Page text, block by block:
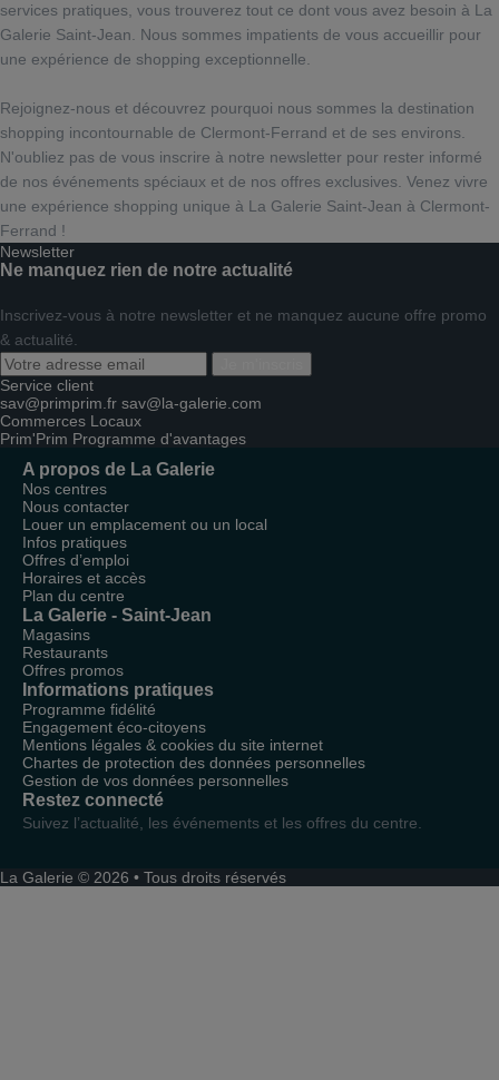
services pratiques, vous trouverez tout ce dont vous avez besoin à La
Galerie Saint-Jean. Nous sommes impatients de vous accueillir pour
une expérience de shopping exceptionnelle.
Rejoignez-nous et découvrez pourquoi nous sommes la destination
shopping incontournable de Clermont-Ferrand et de ses environs.
N'oubliez pas de vous inscrire à notre newsletter pour rester informé
de nos événements spéciaux et de nos offres exclusives. Venez vivre
une expérience shopping unique à La Galerie Saint-Jean à Clermont-
Ferrand !
Newsletter
Ne manquez rien de notre actualité
Inscrivez-vous à notre newsletter et ne manquez aucune offre promo
& actualité.
Service client
sav@primprim.fr sav@la-galerie.com
Commerces Locaux
Prim'Prim Programme d'avantages
A propos de La Galerie
Nos centres
Nous contacter
Louer un emplacement ou un local
Infos pratiques
Offres d’emploi
Horaires et accès
Plan du centre
La Galerie - Saint-Jean
Magasins
Restaurants
Offres promos
Informations pratiques
Programme fidélité
Engagement éco-citoyens
Mentions légales & cookies du site internet
Chartes de protection des données personnelles
Gestion de vos données personnelles
Restez connecté
Suivez l’actualité, les événements et les offres du centre.
La Galerie © 2026 • Tous droits réservés